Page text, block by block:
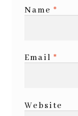
Name *
Email *
Website